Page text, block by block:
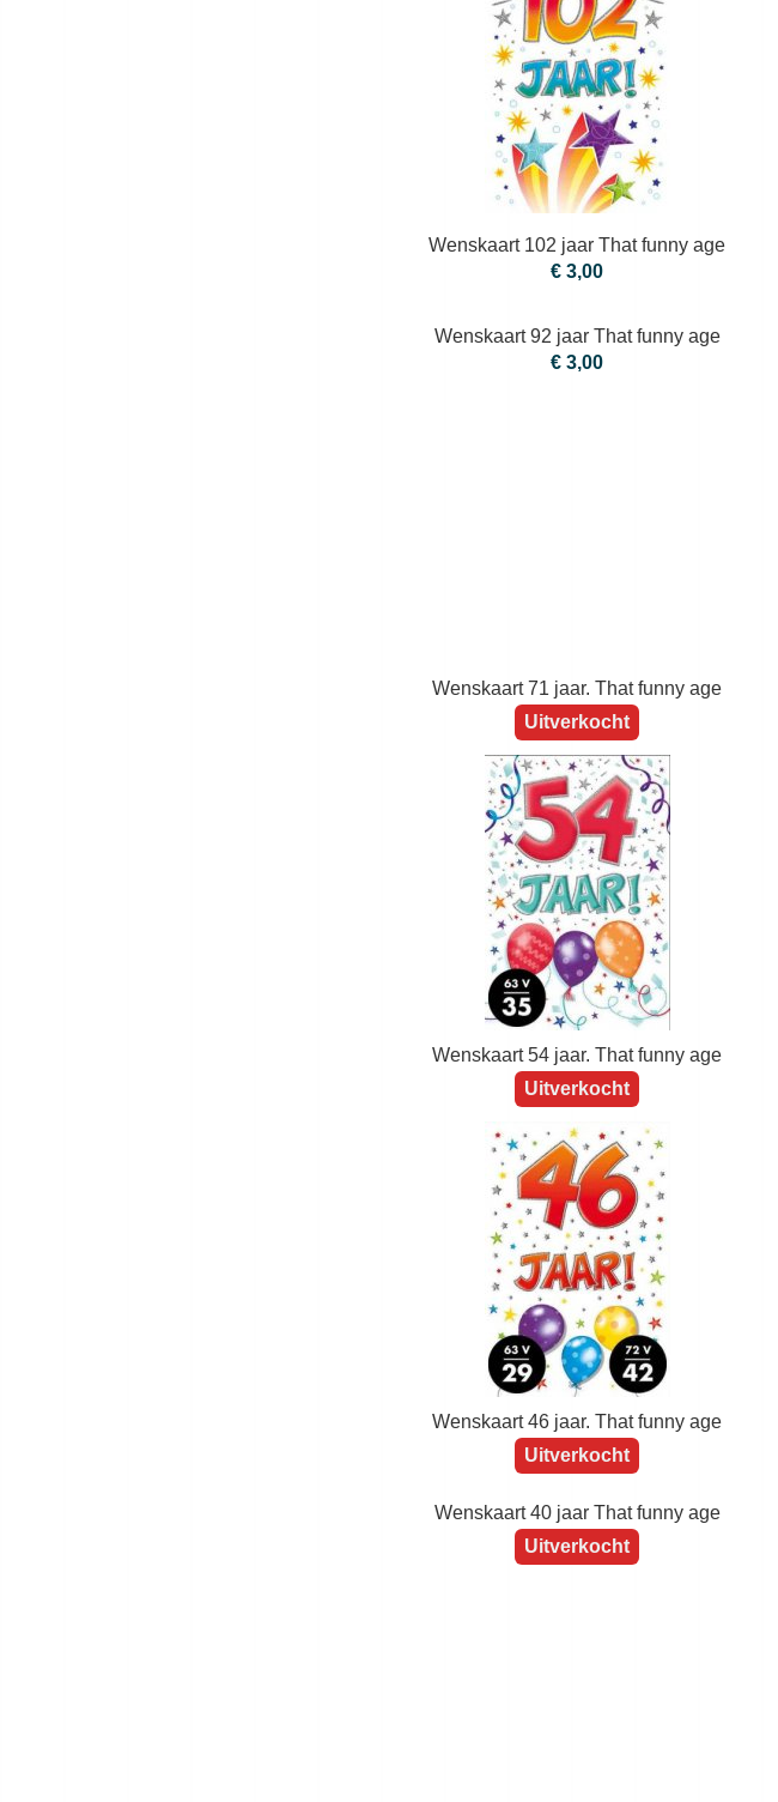
Wenskaart 102 jaar That funny age
€ 3,00
Wenskaart 71 jaar. That funny age
Uitverkocht
Wenskaart 54 jaar. That funny age
Uitverkocht